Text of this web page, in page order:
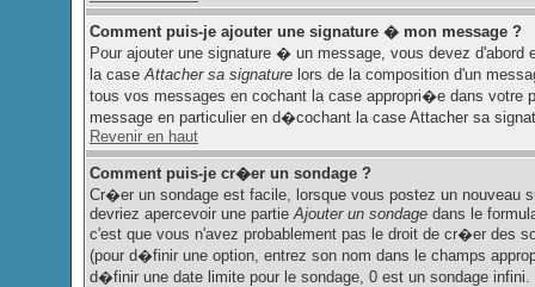
Comment puis-je ajouter une signature � mon message ?
Pour ajouter une signature � un message, vous devez
la caseAttacher sa signature lors de la composition d'un
tous vos messages en cochant la case appropri�e dans
message en particulier en d�cochant la case Attacher sa
Revenir en haut
Comment puis-je cr�er un sondage ?
Cr�er un sondage est facile, lorsque vous postez un
devriez apercevoir une partieAjouter un sondage dans le
c'est que vous n'avez probablement pas le droit de cr�er des
(pour d�finir une option, entrez son nom dans le champs
d�finir une date limite pour le sondage, 0 est un sondage